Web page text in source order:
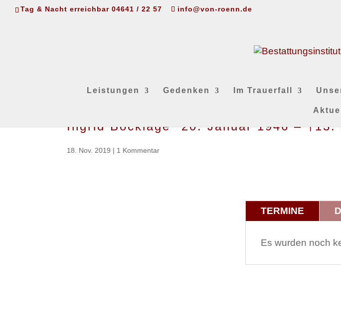
Tag & Nacht erreichbar 04641 / 22 57 info@von-roenn.de
Leistungen Gedenken Im Trauerfall
Ingrid Bocklage *20. Januar 1946 – †13.
18. Nov. 2019 | 1 Kommentar
TERMINE
Es wurden noch